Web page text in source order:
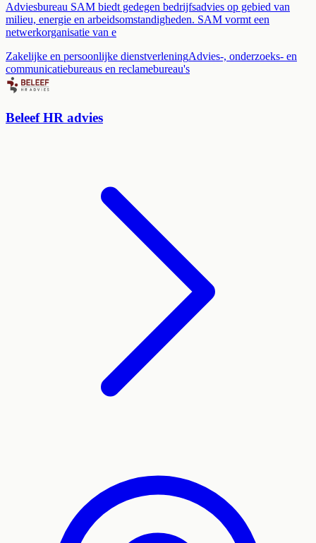
Adviesbureau SAM biedt gedegen bedrijfsadvies op gebied van
milieu, energie en arbeidsomstandigheden. SAM vormt een
netwerkorganisatie van e
Zakelijke en persoonlijke dienstverleningAdvies-, onderzoeks- en
communicatiebureaus en reclamebureau's
Beleef HR advies